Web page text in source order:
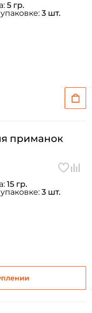
5 гр.
3 шт.
приманок
15 гр.
3 шт.